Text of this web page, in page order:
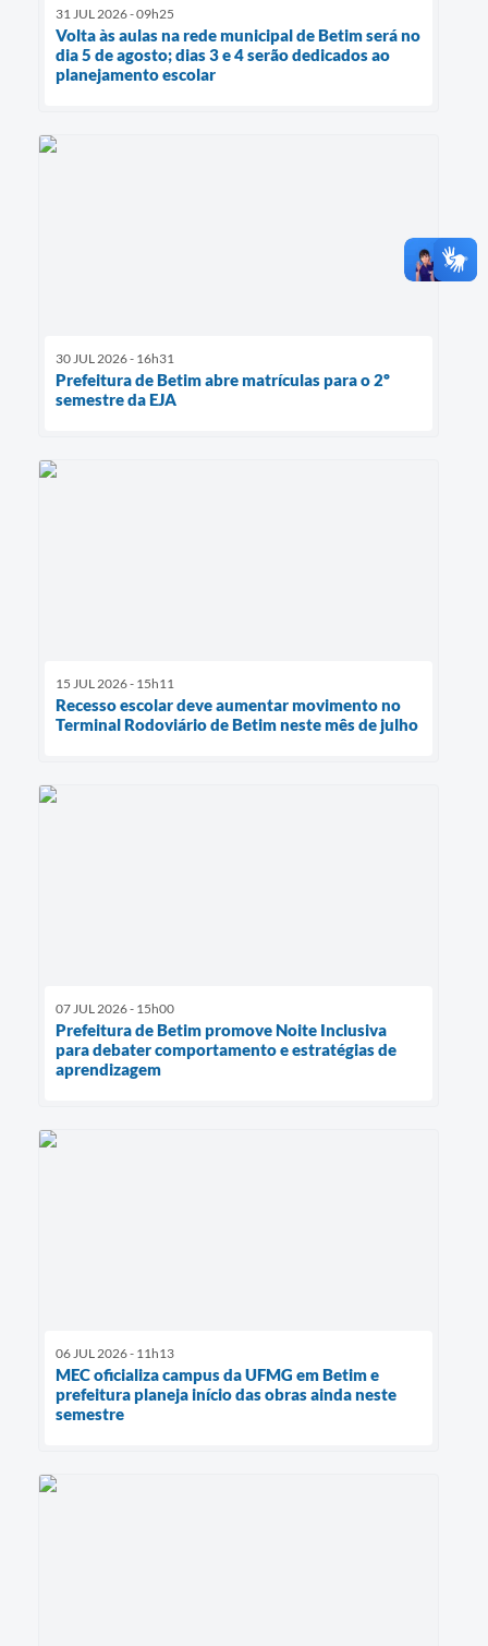
31 JUL 2026 - 09h25
Volta às aulas na rede municipal de Betim será no
dia 5 de agosto; dias 3 e 4 serão dedicados ao
planejamento escolar
30 JUL 2026 - 16h31
Prefeitura de Betim abre matrículas para o 2º
semestre da EJA
15 JUL 2026 - 15h11
Recesso escolar deve aumentar movimento no
Terminal Rodoviário de Betim neste mês de julho
07 JUL 2026 - 15h00
Prefeitura de Betim promove Noite Inclusiva
para debater comportamento e estratégias de
aprendizagem
06 JUL 2026 - 11h13
MEC oficializa campus da UFMG em Betim e
prefeitura planeja início das obras ainda neste
semestre